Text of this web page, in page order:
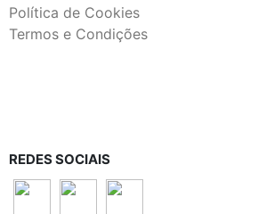
Política de Cookies
Termos e Condições
REDES SOCIAIS